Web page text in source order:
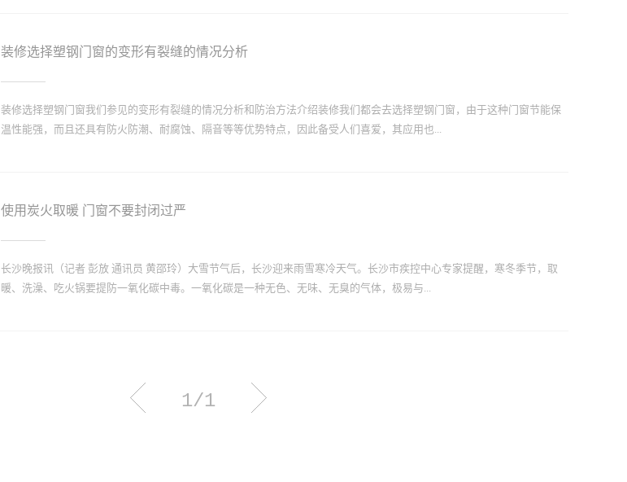
包门窗套使用木材应与门窗扇的木质、颜色协调，饰面板与木线条色差不能大，树种应相同。2、门窗不能变形木门窗验收
位置正确木门窗验收时，合页要位置准确，安装牢固，如果合页没上正，就会导致门窗扇与框套不吻合，门窗开关不顺
畅。可将每个合页先拧下一个螺丝，然后调整门窗扇与框的吻合度，调整修理无误后再拧紧全部螺丝钉。4、门锁要合适木
线条；门套宜用木料制成框架后，刨平、刨直，然后装配...
装修选择塑钢门窗的变形有裂缝的情况分析
装修选择塑钢门窗我们参见的变形有裂缝的情况分析和防治方法介绍装修我们都会去选择塑钢门窗，由于这种门窗节能保
温性能强，而且还具有防火防潮、耐腐蚀、隔音等等优势特点，因此备受人们喜爱，其应用也...
析和防治方法介绍。防治塑钢门窗变形方法： 1、塑钢门窗型材应选用多腔型，壁厚不小于2.2mm。内衬钢板厚度不小于
形。3、门窗框同墙体间应留15-20mm缝隙，为了保证门窗安装后可以自由胀缩，窗与墙体缝隙的内腔应填充弹性材料。
4、填允软质材料时，不应填塞过紧或过松,以免门窗框受挤压变形。5、塑钢型材内腔应按设计规定增设增强型钢，设计无
使用炭火取暖 门窗不要封闭过严
长沙晚报讯（记者 彭放 通讯员 黄邵玲）大雪节气后，长沙迎来雨雪寒冷天气。长沙市疾控中心专家提醒，寒冬季节，取
暖、洗澡、吃火锅要提防一氧化碳中毒。一氧化碳是一种无色、无味、无臭的气体，极易与...
毒。重度中毒者可出现深度昏迷、大小便失禁、四肢冰冷、血压下降等，可因呼吸麻痹致死。生活中预防一氧化碳中毒应
注意以下几方面：室内使用炭火取暖或吃炭火火锅时，门窗不要封闭过严，并经常开窗通风；使用管道煤气时，要防止管
1/1